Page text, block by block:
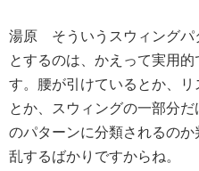
湯原 そういうスウィングパ
とするのは、かえって実用
す。腰が引けているとか、
とか、スウィングの一部分
のパターンに分類されるの
乱するばかりですからね。